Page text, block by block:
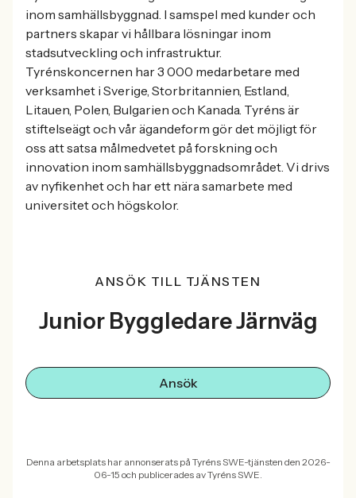
inom samhällsbyggnad. I samspel med kunder och
partners skapar vi hållbara lösningar inom
stadsutveckling och infrastruktur.
Tyrénskoncernen har 3 000 medarbetare med
verksamhet i Sverige, Storbritannien, Estland,
Litauen, Polen, Bulgarien och Kanada. Tyréns är
stiftelseägt och vår ägandeform gör det möjligt för
oss att satsa målmedvetet på forskning och
innovation inom samhällsbyggnadsområdet. Vi drivs
av nyfikenhet och har ett nära samarbete med
universitet och högskolor.
ANSÖK TILL TJÄNSTEN
Junior Byggledare Järnväg
Ansök
Denna arbetsplats har annonserats på Tyréns SWE-tjänsten den 2026-
06-15 och publicerades av Tyréns SWE.